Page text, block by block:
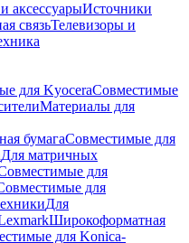
аксессуарыИсточники
связьТелевизоры и
для KyoceraСовместимые
Материалы для
бумагаСовместимые для
Для матричных
для
для
Для
Широкоформатная
для Konica-